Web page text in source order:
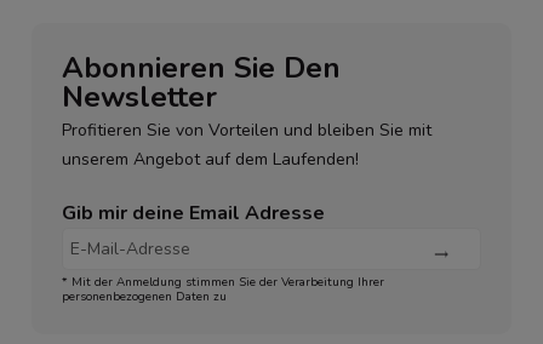
Abonnieren Sie Den
Newsletter
Profitieren Sie von Vorteilen und bleiben Sie mit
unserem Angebot auf dem Laufenden!
Gib mir deine Email Adresse
* Mit der Anmeldung stimmen Sie der Verarbeitung Ihrer
personenbezogenen Daten zu